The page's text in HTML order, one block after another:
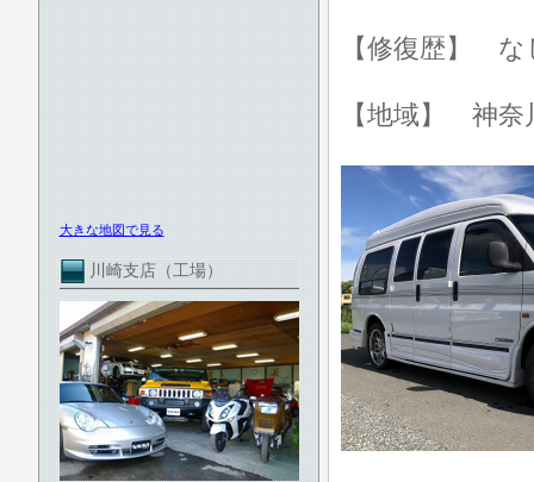
大きな地図で見る
川崎支店（工場）
【修復歴】 な
【地域】 神奈